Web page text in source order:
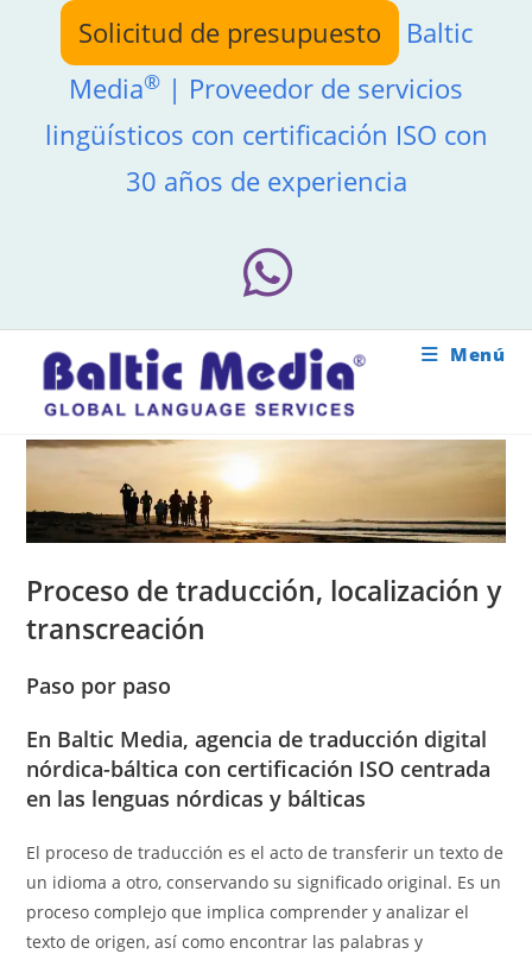
contenido
Solicitud de presupuesto
Baltic
Media® | Proveedor de servicios
lingüísticos con certificación ISO con
30 años de experiencia
Menú
Proceso de traducción, localización y
transcreación
Paso por paso
En Baltic Media, agencia de traducción digital
nórdica-báltica con certificación ISO centrada
en las lenguas nórdicas y bálticas
El proceso de traducción es el acto de transferir un texto de
un idioma a otro, conservando su significado original. Es un
proceso complejo que implica comprender y analizar el
texto de origen, así como encontrar las palabras y